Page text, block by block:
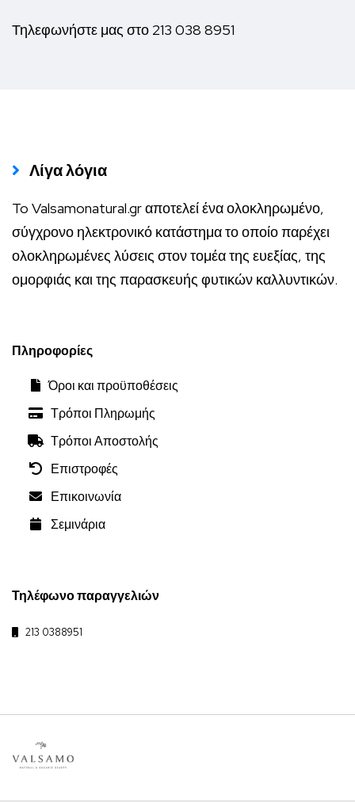
Τηλεφωνήστε μας στο 213 038 8951
Λίγα λόγια
To Valsamonatural.gr αποτελεί ένα ολοκληρωμένο,
σύγχρονο ηλεκτρονικό κατάστημα το οποίο παρέχει
ολοκληρωμένες λύσεις στον τομέα της ευεξίας, της
ομορφιάς και της παρασκευής φυτικών καλλυντικών.
Πληροφορίες
Όροι και προϋποθέσεις
Τρόποι Πληρωμής
Τρόποι Αποστολής
Επιστροφές
Επικοινωνία
Σεμινάρια
Τηλέφωνο παραγγελιών
213 0388951